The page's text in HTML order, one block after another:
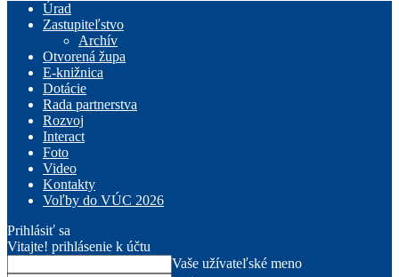
Úrad
Zastupiteľstvo
Archív
Otvorená župa
E-knižnica
Dotácie
Rada partnerstva
Rozvoj
Interact
Foto
Video
Kontakty
Voľby do VÚC 2026
Prihlásiť sa
Vitajte! prihlásenie k účtu
Vaše užívateľské meno